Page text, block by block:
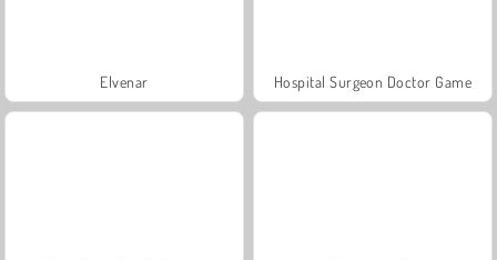
Elvenar Hospital Surgeon Doctor Game